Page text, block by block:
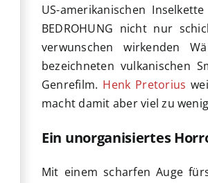
US-amerikanischen
BEDROHUNG nicht nur
verwunschen wirkenden
bezeichneten vulkanischen
Genrefilm. Henk Pretorius
macht damit aber viel zu
Ein unorganisiertes
Mit einem scharfen Auge